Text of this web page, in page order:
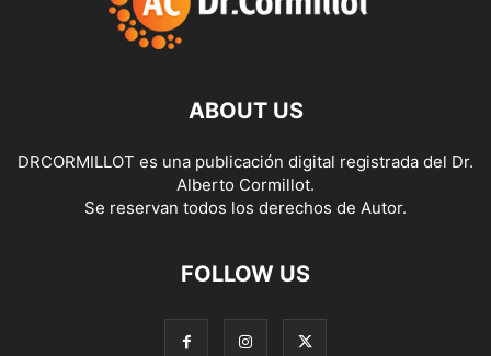
ABOUT US
DRCORMILLOT es una publicación digital registrada del Dr.
Alberto Cormillot.
Se reservan todos los derechos de Autor.
FOLLOW US